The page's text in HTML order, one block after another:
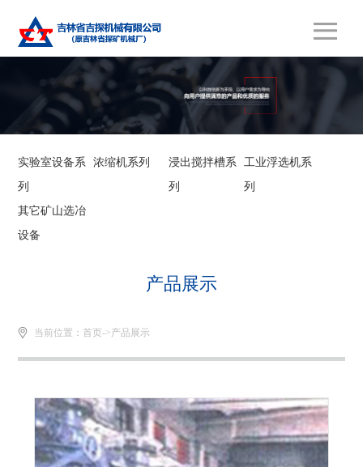
实验室设备系
列
浓缩机系列
浸出搅拌槽系
列
工业浮选机系
列
其它矿山选冶
设备
产品展示
当前位置：首页->产品展示